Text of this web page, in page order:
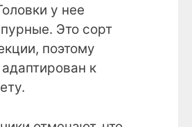
у нее
Это сорт
поэтому
к